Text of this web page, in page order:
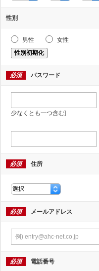
性別
男性
女性
性別初期化
必須 パスワード
少なくとも一つ含む]
必須 住所
必須 メールアドレス
必須 電話番号